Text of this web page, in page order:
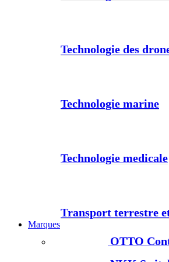
Technologie des
Technologie marine
Technologie medicale
Transport terrestre
Marques
OTTO